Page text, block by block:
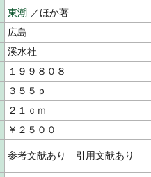
東潮 ／ほか著
広島
溪水社
１９９８０８
３５５ｐ
２１ｃｍ
￥２５００
参考文献あり 引用文献あり